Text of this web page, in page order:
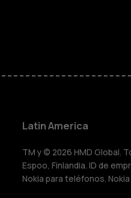
Latin America
TM y © 2026 HMD Global.
Espoo, Finlandia. ID de
Nokia para teléfonos.